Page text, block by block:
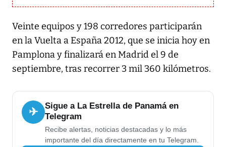
Veinte equipos y 198 corredores participarán
en la Vuelta a España 2012, que se inicia hoy en
Pamplona y finalizará en Madrid el 9 de
septiembre, tras recorrer 3 mil 360 kilómetros.
✈
Sigue a La Estrella de Panamá en
Telegram
Recibe alertas, noticias destacadas y lo más
importante del día directamente en tu Telegram.